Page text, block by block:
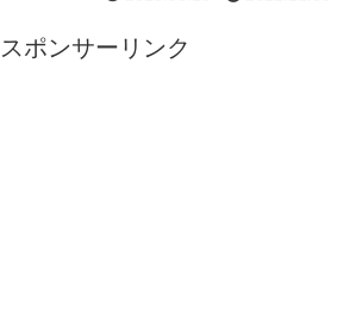
スポンサーリンク